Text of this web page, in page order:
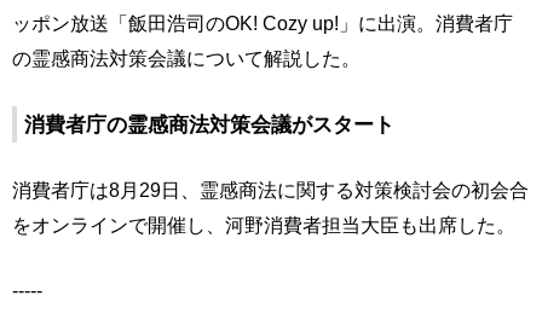
ッポン放送「飯田浩司のOK! Cozy up!」に出演。消費者庁
の霊感商法対策会議について解説した。
消費者庁の霊感商法対策会議がスタート
消費者庁は8月29日、霊感商法に関する対策検討会の初会合
をオンラインで開催し、河野消費者担当大臣も出席した。
-----